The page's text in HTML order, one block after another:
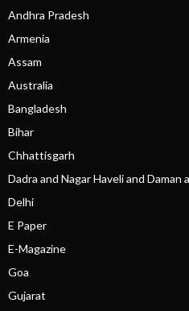
Andhra Pradesh
Armenia
Assam
Australia
Bangladesh
Bihar
Chhattisgarh
Dadra and Nagar Haveli and Daman
Delhi
E Paper
E-Magazine
Goa
Gujarat